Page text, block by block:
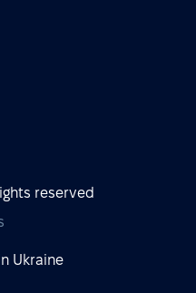
reserved
Ukraine